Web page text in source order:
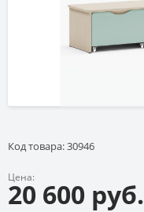
Код товара: 30946
Цена:
20 600 руб.